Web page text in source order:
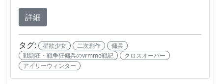
詳細
タグ: 星欲少女 二次創作
傭兵
戦闘狂・戦争狂傭兵のvrmmo戦記
クロスオーバー
アイリーウィンター